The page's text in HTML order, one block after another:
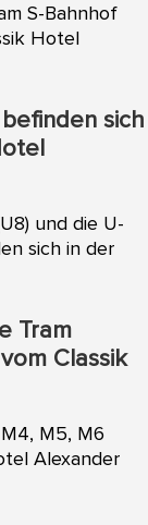
S-Bahnhof
Hotel
sich
und die U-
sich in der
Tram
Classik
M5, M6
Alexander